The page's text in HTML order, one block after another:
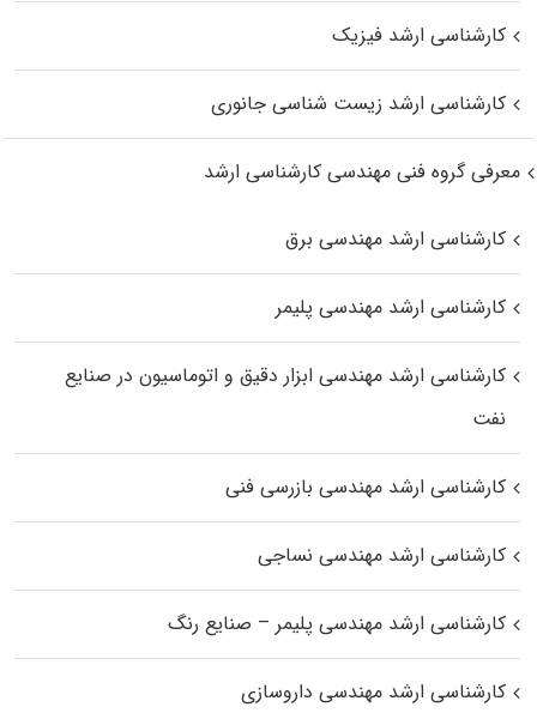
کارشناسی ارشد فیزیک
کارشناسی ارشد زیست‌ شناسی جانوری
معرفی گروه فنی مهندسی کارشناسی ارشد
کارشناسی ارشد مهندسی برق
کارشناسی ارشد مهندسی پلیمر
کارشناسی ارشد مهندسی ابزار دقیق و اتوماسیون در صنایع
نفت
کارشناسی ارشد مهندسی بازرسی فنی
کارشناسی ارشد مهندسی نساجی
کارشناسی ارشد مهندسی پلیمر – صنایع رنگ
کارشناسی ارشد مهندسی داروسازی